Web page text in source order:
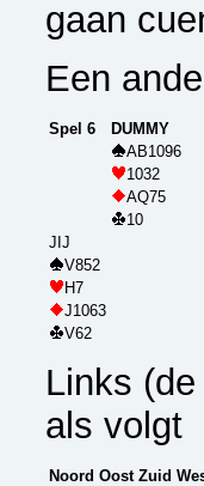
gaan
Een
Spel 6
DUMMY
AB1096
1032
AQ75
10
JIJ
V852
H7
J1063
V62
Links
als volgt
Noord Oost Zuid